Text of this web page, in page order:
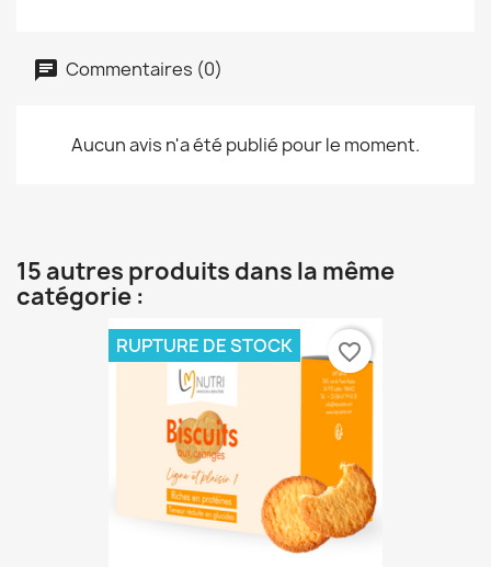
Commentaires (0)
Aucun avis n'a été publié pour le moment.
15 autres produits dans la même
catégorie :
RUPTURE DE STOCK favorite_border